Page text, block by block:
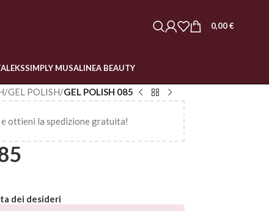
0,00€
SIMPLY MUSALINEA BEAUTY
/GEL POLISH/GEL POLISH 085
ottieni la spedizione gratuita!
dei desideri